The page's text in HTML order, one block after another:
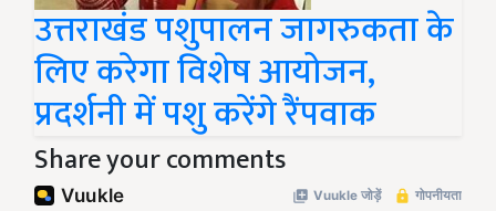
उत्तराखंड पशुपालन जागरुकता के
लिए करेगा विशेष आयोजन,
प्रदर्शनी में पशु करेंगे रैंपवाक
Share your comments